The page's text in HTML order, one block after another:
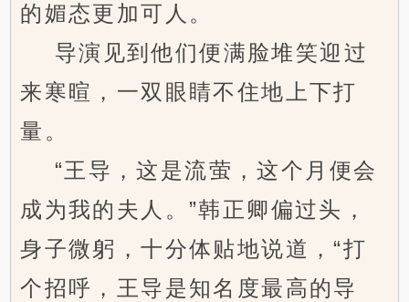
的媚态更加可人。
导演见到他们便满脸堆笑迎过
来寒暄，一双眼睛不住地上下打
量。
“王导，这是流萤，这个月便会
成为我的夫人。”韩正卿偏过头，
身子微躬，十分体贴地说道，“打
个招呼，王导是知名度最高的导